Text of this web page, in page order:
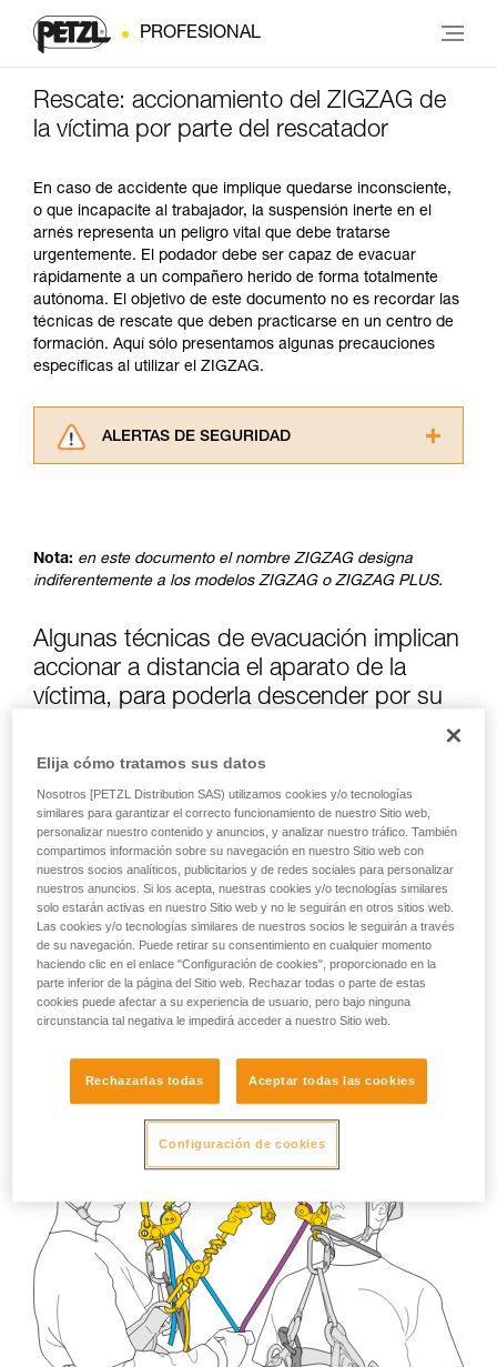
PROFESIONAL
Rescate: accionamiento del ZIGZAG de
la víctima por parte del rescatador
En caso de accidente que implique quedarse inconsciente,
o que incapacite al trabajador, la suspensión inerte en el
arnés representa un peligro vital que debe tratarse
urgentemente. El podador debe ser capaz de evacuar
rápidamente a un compañero herido de forma totalmente
autónoma. El objetivo de este documento no es recordar las
técnicas de rescate que deben practicarse en un centro de
formación. Aquí sólo presentamos algunas precauciones
específicas al utilizar el ZIGZAG.
ALERTAS DE SEGURIDAD
comprender este complemento informativo.
Dominar estas técnicas requiere una formación
través de un profesional su capacidad para
ejecutar estas técnicas, solo y con total
seguridad, antes de ejecutarlas de forma
autónoma.
describimos aquí.
Nota: en este documento el nombre ZIGZAG designa
indiferentemente a los modelos ZIGZAG o ZIGZAG PLUS.
Algunas técnicas de evacuación implican
accionar a distancia el aparato de la
víctima, para poderla descender por su
Si la víctima está suspendida de un nudo autobloqueante, se
acostumbra a accionar este nudo con la ayuda de una
polea.
Atención, la utilización de una polea es peligrosa con el
ZIGZAG: riesgo de atasco de la palanca de desbloqueo y de
caída de la víctima. Se recomienda el accionamiento
mediante un nudo simple realizado con una cuerda.
Elija cómo tratamos sus datos
Nosotros [PETZL Distribution SAS) utilizamos cookies y/o tecnologías
similares para garantizar el correcto funcionamiento de nuestro Sitio web,
personalizar nuestro contenido y anuncios, y analizar nuestro tráfico. También
compartimos información sobre su navegación en nuestro Sitio web con
nuestros socios analíticos, publicitarios y de redes sociales para personalizar
nuestros anuncios. Si los acepta, nuestras cookies y/o tecnologías similares
solo estarán activas en nuestro Sitio web y no le seguirán en otros sitios web.
Las cookies y/o tecnologías similares de nuestros socios le seguirán a través
de su navegación. Puede retirar su consentimiento en cualquier momento
haciendo clic en el enlace "Configuración de cookies", proporcionado en la
parte inferior de la página del Sitio web. Rechazar todas o parte de estas
cookies puede afectar a su experiencia de usuario, pero bajo ninguna
circunstancia tal negativa le impedirá acceder a nuestro Sitio web.
Rechazarlas todas Aceptar todas las cookies
Configuración de cookies